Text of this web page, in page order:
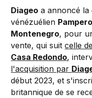
Diageo a annoncé la
vénézuélien Pampero
Montenegro, pour
vente, qui suitcelle
Casa Redondo,
l'acquisition par
début 2023, et
britannique de se